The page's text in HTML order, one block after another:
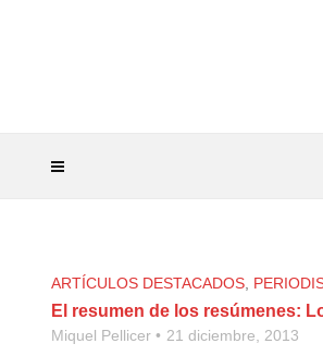
ARTÍCULOS DESTACADOS
El resumen de los resúmenes:
Miquel Pellicer 21 diciembre, 2013